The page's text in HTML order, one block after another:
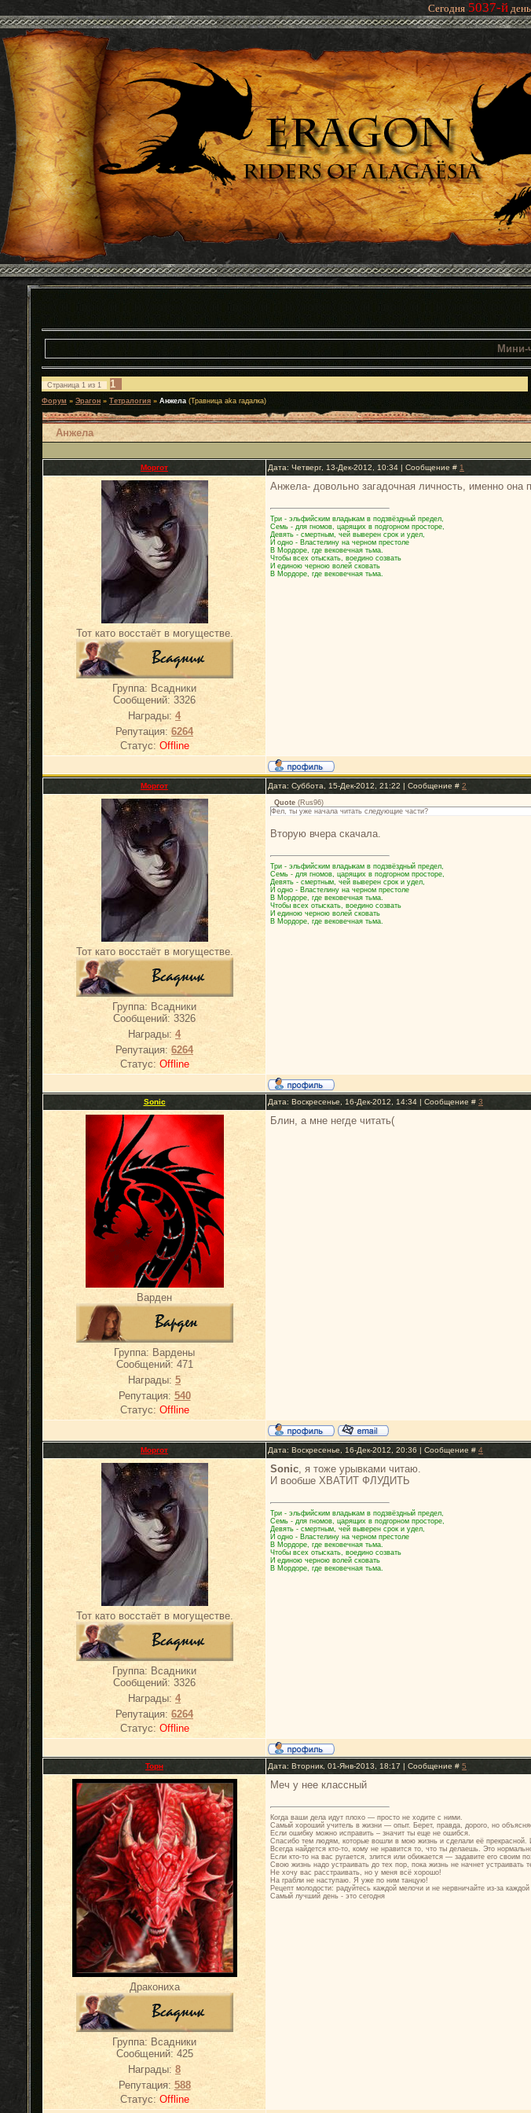
Сегодня 5037-й
Мини-
Страница 1 из 1 1
Форум » Эрагон » Тетралогия » Анжела (Травница aka гадалка)
Анжела
Моргот Дата: Четверг, 13-Дек-2012, 10:34 | Сообщение # 1
Тот като восстаёт в могуществе.
Группа: Всадники
Сообщений: 3326
Награды: 4
Репутация: 6264
Статус: Offline
Анжела- довольно загадочная личность, именно она
Три - эльфийским владыкам в подзвёздный предел,
Семь - для гномов, царящих в подгорном просторе,
Девять - смертным, чей выверен срок и удел,
И одно - Властелину на черном престоле
В Мордоре, где вековечная тьма.
Чтобы всех отыскать, воедино созвать
И единою черною волей сковать
В Мордоре, где вековечная тьма.
Моргот Дата: Суббота, 15-Дек-2012, 21:22 | Сообщение # 2
Тот като восстаёт в могуществе.
Группа: Всадники
Сообщений: 3326
Награды: 4
Репутация: 6264
Статус: Offline
Quote (Rus96)
Фел, ты уже начала читать следующие части?
Вторую вчера скачала.
Три - эльфийским владыкам в подзвёздный предел,
Семь - для гномов, царящих в подгорном просторе,
Девять - смертным, чей выверен срок и удел,
И одно - Властелину на черном престоле
В Мордоре, где вековечная тьма.
Чтобы всех отыскать, воедино созвать
И единою черною волей сковать
В Мордоре, где вековечная тьма.
Sonic Дата: Воскресенье, 16-Дек-2012, 14:34 | Сообщение # 3
Варден
Группа: Вардены
Сообщений: 471
Награды: 5
Репутация: 540
Статус: Offline
Блин, а мне негде читать(
Моргот Дата: Воскресенье, 16-Дек-2012, 20:36 | Сообщение # 4
Тот като восстаёт в могуществе.
Группа: Всадники
Сообщений: 3326
Награды: 4
Репутация: 6264
Статус: Offline
Sonic, я тоже урывками читаю.
И вообше ХВАТИТ ФЛУДИТЬ
Три - эльфийским владыкам в подзвёздный предел,
Семь - для гномов, царящих в подгорном просторе,
Девять - смертным, чей выверен срок и удел,
И одно - Властелину на черном престоле
В Мордоре, где вековечная тьма.
Чтобы всех отыскать, воедино созвать
И единою черною волей сковать
В Мордоре, где вековечная тьма.
Торн Дата: Вторник, 01-Янв-2013, 18:17 | Сообщение # 5
Дракониха
Группа: Всадники
Сообщений: 425
Награды: 8
Репутация: 588
Статус: Offline
Меч у нее классный
Когда ваши дела идут плохо — просто не ходите с ними.
Самый хороший учитель в жизни — опыт. Берет, правда, дорого, но
Если ошибку можно исправить – значит ты еще не ошибся.
Спасибо тем людям, которые вошли в мою жизнь и сделали её
Всегда найдется кто-то, кому не нравится то, что ты делаешь. Это
Если кто-то на вас ругается, злится или обижается — задавите его своим
Свою жизнь надо устраивать до тех пор, пока жизнь не начнет устраивать
Не хочу вас расстраивать, но у меня всё хорошо!
На грабли не наступаю. Я уже по ним танцую!
Рецепт молодости: радуйтесь каждой мелочи и не нервничайте из-за каждой
Самый лучший день - это сегодня